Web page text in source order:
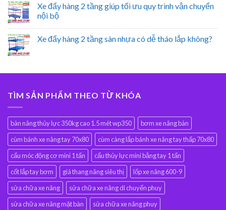
Xe đẩy hàng 2 tầng giúp tối ưu quy trình vận chuyển
nội bộ
Xe đẩy hàng 2 tầng sàn nhựa có dễ tháo lắp không?
TÌM SẢN PHẨM THEO TỪ KHÓA
bàn nâng thủy lực 350kg cao 1.5 mét wp350
bơm xe nâng bàn
cùm bánh xe nâng tay 70x80
cùm càng lắp bánh xe nâng tay thấp 70x80
cẩu móc động cơ mini 1 tấn
cẩu thủy lực mini bằng tay 1 tấn
cốt lắp tay bơm
giá thang nâng siêu thị
lốp xe nâng 600-9
sửa chữa xe nâng
sửa chữa xe nâng di chuyển phuy
sửa chữa xe nâng mặt bàn
sửa chữa xe nâng phuy